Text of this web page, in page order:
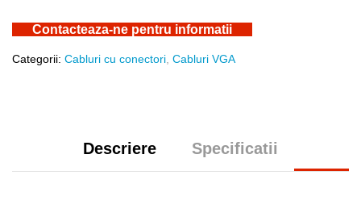
Contacteaza-ne pentru informatii
Categorii: Cabluri cu conectori Cabluri VGA
Descriere Specificatii